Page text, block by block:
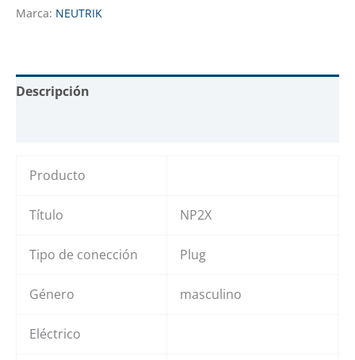
Marca: NEUTRIK
Descripción
Producto
Título NP2X
Tipo de conección Plug
Género masculino
Eléctrico